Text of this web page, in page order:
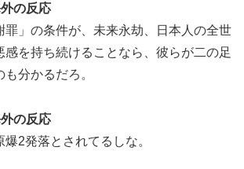
の反応
罪」の条件が、未来永劫、日本人の全世
感を持ち続けることなら、彼らが二の足
も分かるだろ。
の反応
爆2発落とされてるしな。